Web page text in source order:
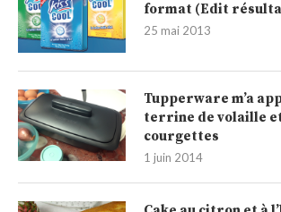
format (Edit
25 mai 2013
Tupperware m’a
terrine de volaille
courgettes
1 juin 2014